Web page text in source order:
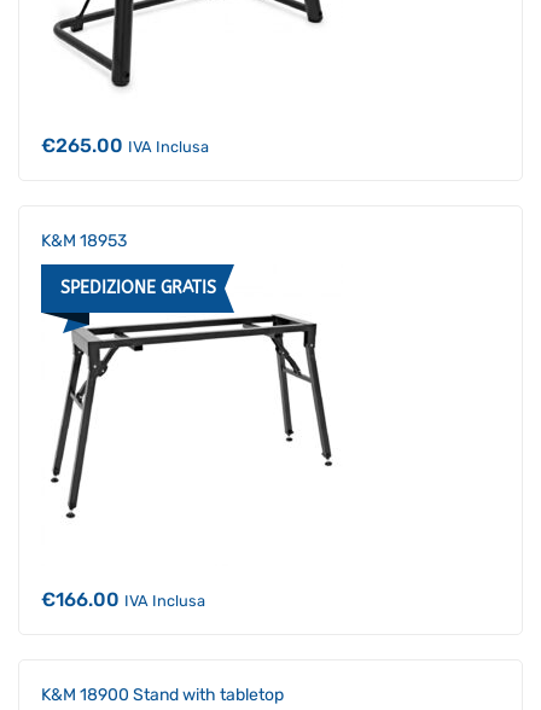
€265.00 IVA Inclusa
K&M 18953
SPEDIZIONE GRATIS
€166.00 IVA Inclusa
K&M 18900 Stand with tabletop